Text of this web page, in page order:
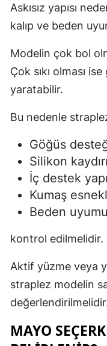
Askısız yapısı
kalıp ve beden
Modelin çok bol
Çok sıkı olması
yaratabilir.
Bu nedenle
Göğüs
Silikon
İç destek
Kumaş
Beden uyumu
kontrol edilmelidir.
Aktif yüzme veya
straplez modelin
MAYO